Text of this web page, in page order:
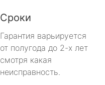
Сроки
Гарантия варьируется
от полугода до 2-х лет
смотря какая
неисправность.